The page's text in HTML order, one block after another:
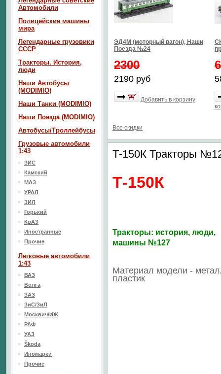
ЭД4М (моторный вагон), Наши
Поезда №24
2300
2190 руб
Добавить в корзину
Все скидки
Т-150К Тракторы
Т-150К
Тракторы: история, люди,
машины №127
Материал модели -
пластик
Автомобили
Полицейские машины
мира
Легендарные грузовики
СССР
Тракторы. История,
люди
Наши Автобусы
(MODIMIO)
Наши Танки (MODIMIO)
Наши Поезда (MODIMIO)
Автобусы/Троллейбусы
Грузовые автомобили
1:43
ЗИС
Камский
МАЗ
УРАЛ
ЗИЛ
Горький
КрАЗ
Иностранные
Прочие
Легковые автомобили
1:43
ВАЗ
Волга
ЗАЗ
ЗиС/ЗиЛ
Москвич/ИЖ
РАФ
УАЗ
Škoda
Иномарки
Прочие